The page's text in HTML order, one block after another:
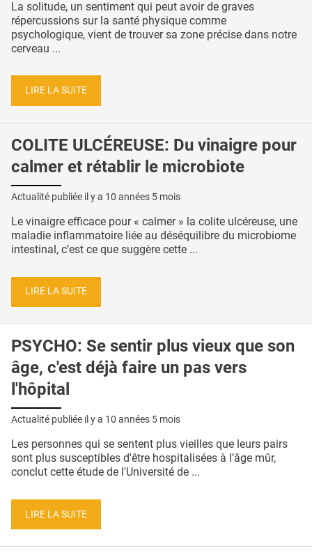
La solitude, un sentiment qui peut avoir de graves
répercussions sur la santé physique comme
psychologique, vient de trouver sa zone précise dans notre
cerveau ...
LIRE LA SUITE
COLITE ULCÉREUSE: Du vinaigre pour
calmer et rétablir le microbiote
Actualité publiée il y a 10 années 5 mois
Le vinaigre efficace pour « calmer » la colite ulcéreuse, une
maladie inflammatoire liée au déséquilibre du microbiome
intestinal, c’est ce que suggère cette ...
LIRE LA SUITE
PSYCHO: Se sentir plus vieux que son
âge, c'est déjà faire un pas vers
l'hôpital
Actualité publiée il y a 10 années 5 mois
Les personnes qui se sentent plus vieilles que leurs pairs
sont plus susceptibles d'être hospitalisées à l’âge mûr,
conclut cette étude de l'Université de ...
LIRE LA SUITE